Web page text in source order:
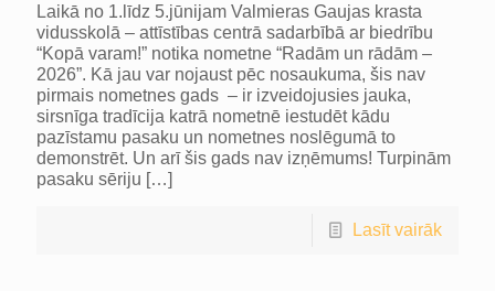
Laikā no 1.līdz 5.jūnijam Valmieras Gaujas krasta
vidusskolā – attīstības centrā sadarbībā ar biedrību
“Kopā varam!” notika nometne “Radām un rādām –
2026”. Kā jau var nojaust pēc nosaukuma, šis nav
pirmais nometnes gads – ir izveidojusies jauka,
sirsnīga tradīcija katrā nometnē iestudēt kādu
pazīstamu pasaku un nometnes noslēgumā to
demonstrēt. Un arī šis gads nav izņēmums! Turpinām
pasaku sēriju […]
Lasīt vairāk